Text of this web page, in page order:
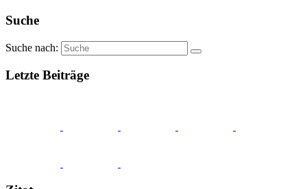
Suche
Suche nach:
Letzte Beiträge